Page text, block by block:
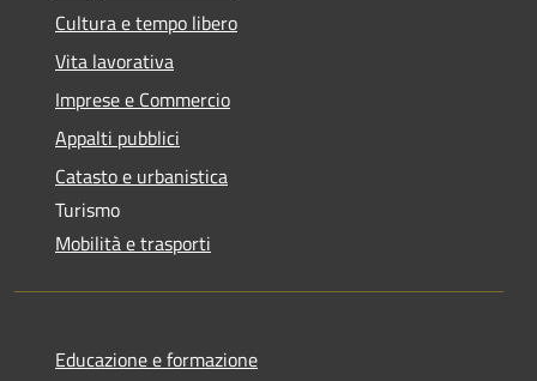
Cultura e tempo libero
Vita lavorativa
Imprese e Commercio
Appalti pubblici
Catasto e urbanistica
Turismo
Mobilità e trasporti
Educazione e formazione